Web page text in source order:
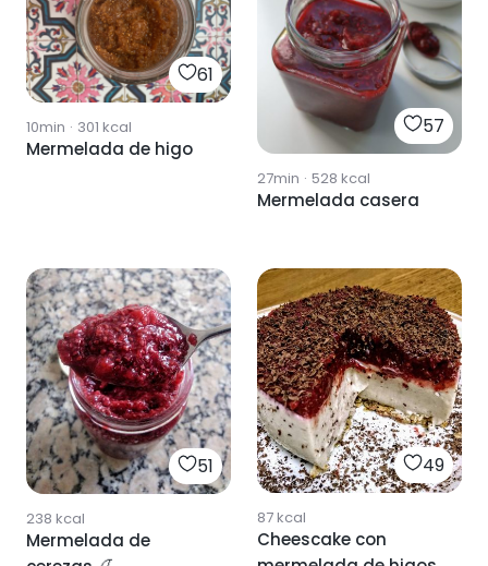
61
10min · 301 kcal
Mermelada de higo
57
27min · 528 kcal
Mermelada casera
51
238 kcal
Mermelada de
49
87kcal
Cheescake con